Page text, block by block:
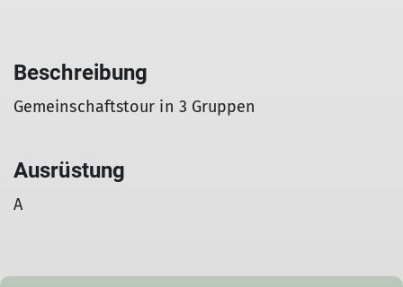
Beschreibung
Gemeinschaftstour in 3 Gruppen
Ausrüstung
A